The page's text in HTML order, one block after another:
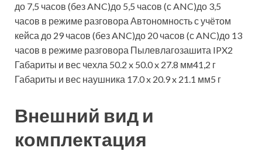
до 7,5 часов (без ANC)до 5,5 часов (с ANC)до 3,5
часов в режиме разговора Автономность с учётом
кейса до 29 часов (без ANC)до 20 часов (с ANC)до 13
часов в режиме разговора Пылевлагозашита IPX2
Габариты и вес чехла 50.2 x 50.0 x 27.8 мм41,2 г
Габариты и вес наушника 17.0 x 20.9 x 21.1 мм5 г
Внешний вид и
комплектация